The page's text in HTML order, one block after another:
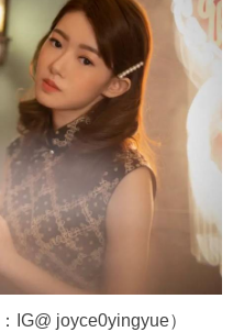
IG@ joyce0yingyue）